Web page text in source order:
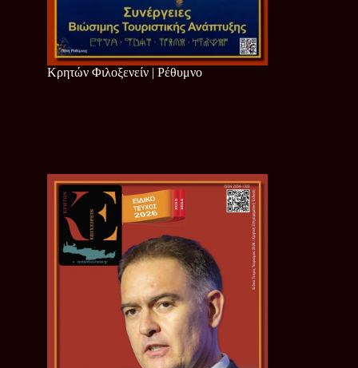
Κρητών Φιλοξενείν | Ρέθυμνο